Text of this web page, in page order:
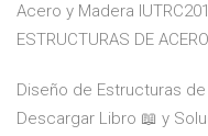
Acero y Madera
ESTRUCTURAS DE
Diseño de Estructuras
Descargar Libro 📖 y